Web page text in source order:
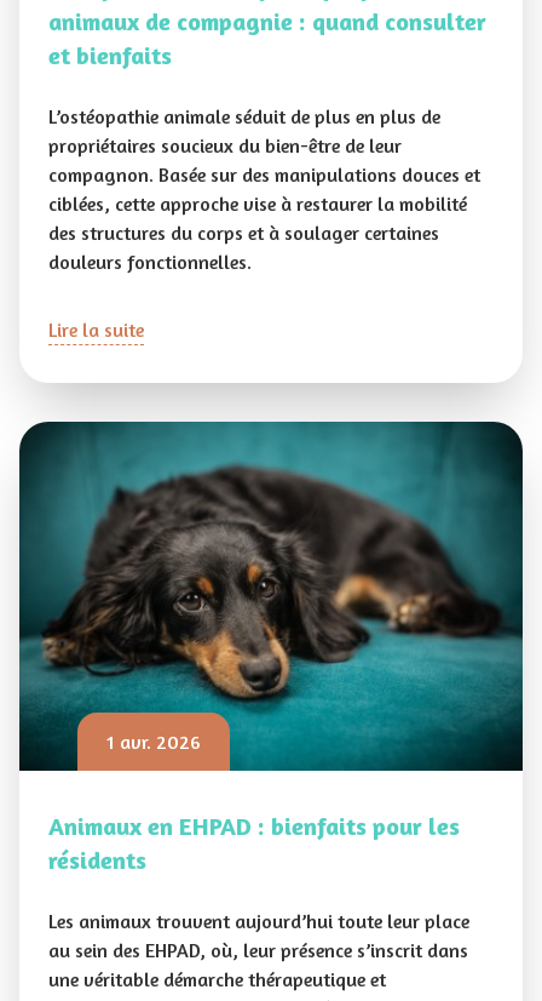
animaux de compagnie : quand consulter
et bienfaits
L’ostéopathie animale séduit de plus en plus de
propriétaires soucieux du bien-être de leur
compagnon. Basée sur des manipulations douces et
ciblées, cette approche vise à restaurer la mobilité
des structures du corps et à soulager certaines
douleurs fonctionnelles.
Lire la suite
1 avr. 2026
Animaux en EHPAD : bienfaits pour les
résidents
Les animaux trouvent aujourd’hui toute leur place
au sein des EHPAD, où, leur présence s’inscrit dans
une véritable démarche thérapeutique et